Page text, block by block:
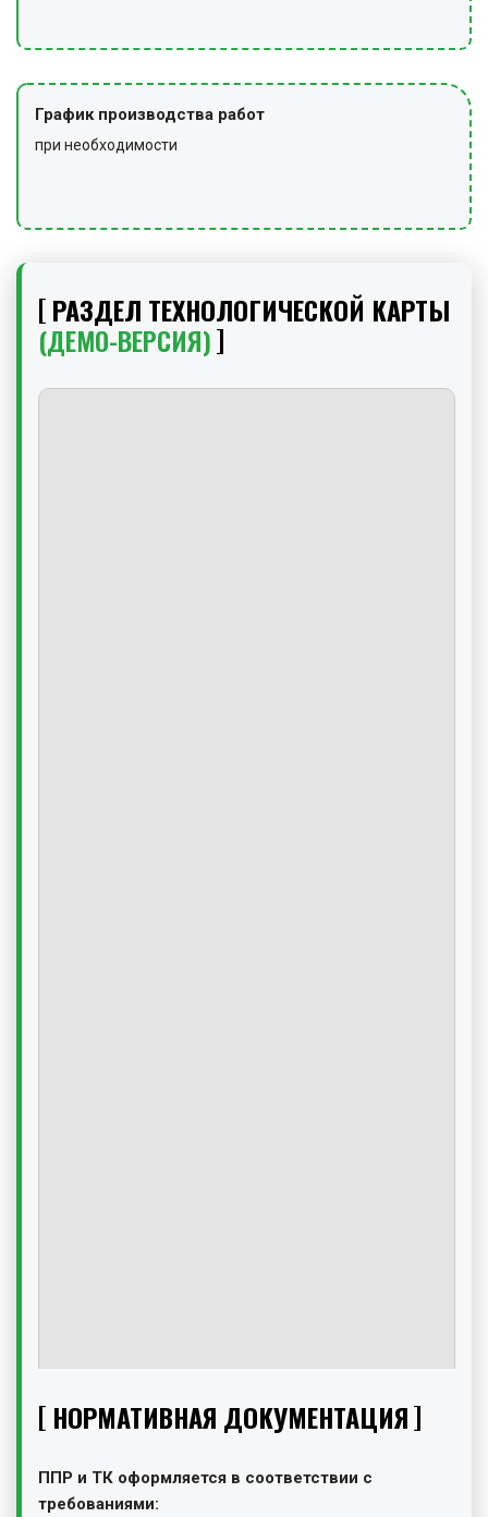
График производства работ
при необходимости
РАЗДЕЛ ТЕХНОЛОГИЧЕСКОЙ КАРТЫ
(ДЕМО-ВЕРСИЯ)
НОРМАТИВНАЯ ДОКУМЕНТАЦИЯ
ППР и ТК оформляется в соответствии с
требованиями: